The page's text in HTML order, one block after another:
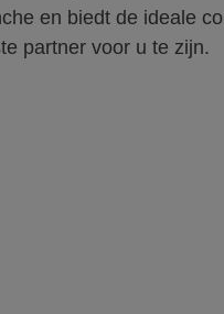
en biedt de ideale
partner voor u te zijn.